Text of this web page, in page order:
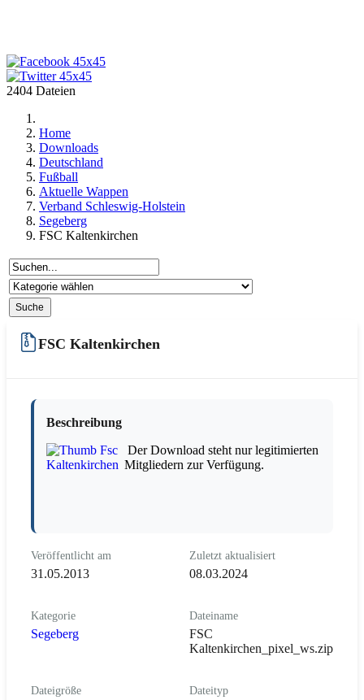
2404 Dateien
Home
Downloads
Deutschland
Fußball
Aktuelle Wappen
Verband Schleswig-Holstein
Segeberg
FSC Kaltenkirchen
FSC Kaltenkirchen
Beschreibung
Der Download steht nur legitimierten
Mitgliedern zur Verfügung.
Veröffentlicht am
31.05.2013
Zuletzt aktualisiert
08.03.2024
Kategorie
Segeberg
Dateiname
FSC
Kaltenkirchen_pixel_ws.zip
Dateigröße Dateityp